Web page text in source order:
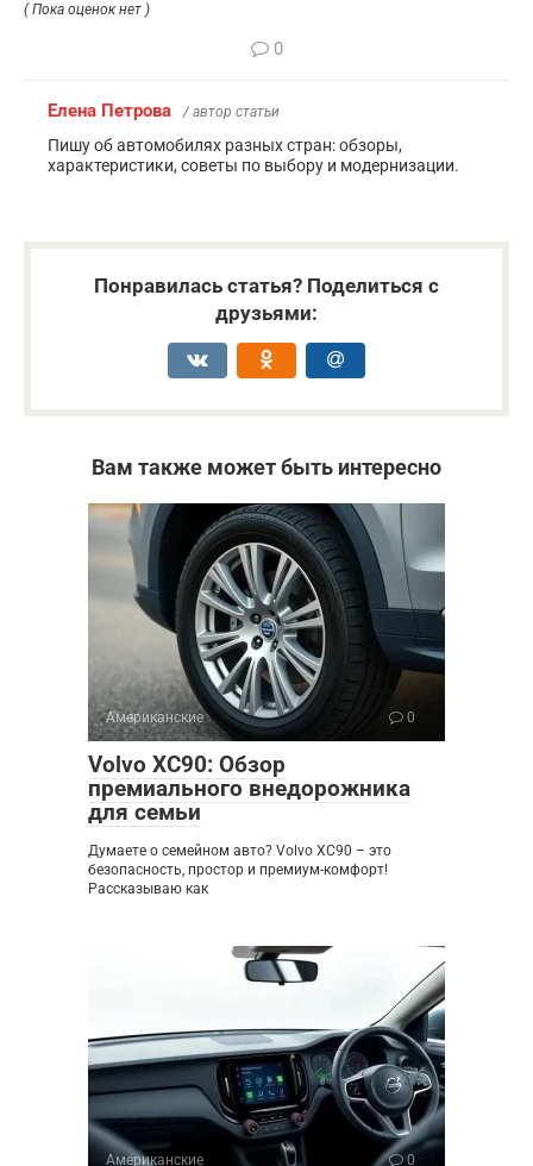
( Пока оценок нет )
0
Елена Петрова / автор статьи
Пишу об автомобилях разных стран: обзоры,
характеристики, советы по выбору и модернизации.
Понравилась статья? Поделиться с
друзьями:
Вам также может быть интересно
Американские 0
Volvo XC90: Обзор
премиального внедорожника
для семьи
Думаете о семейном авто? Volvo XC90 – это
безопасность, простор и премиум-комфорт!
Рассказываю как
Американские 0